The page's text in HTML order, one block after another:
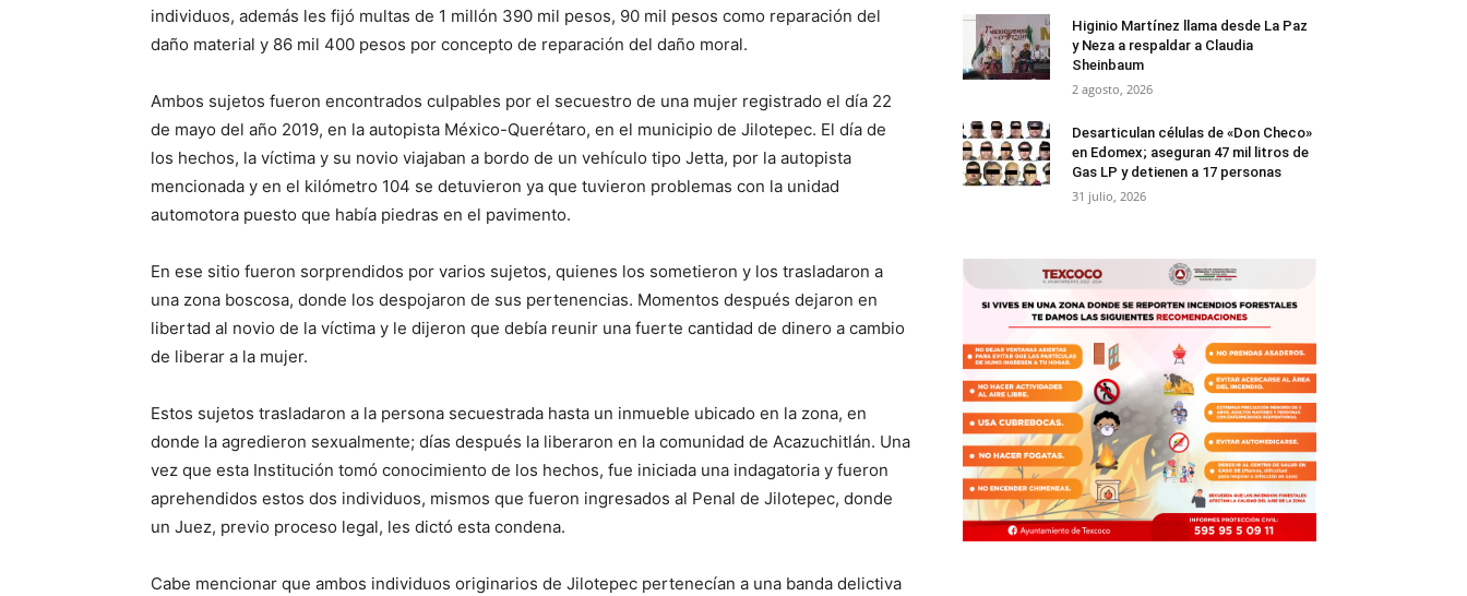
individuos, además les fijó multas de 1 millón 390 mil pesos, 90 mil pesos como reparación del
daño material y 86 mil 400 pesos por concepto de reparación del daño moral.
Ambos sujetos fueron encontrados culpables por el secuestro de una mujer registrado el día 22
de mayo del año 2019, en la autopista México-Querétaro, en el municipio de Jilotepec. El día de
los hechos, la víctima y su novio viajaban a bordo de un vehículo tipo Jetta, por la autopista
mencionada y en el kilómetro 104 se detuvieron ya que tuvieron problemas con la unidad
automotora puesto que había piedras en el pavimento.
En ese sitio fueron sorprendidos por varios sujetos, quienes los sometieron y los trasladaron a
una zona boscosa, donde los despojaron de sus pertenencias. Momentos después dejaron en
libertad al novio de la víctima y le dijeron que debía reunir una fuerte cantidad de dinero a cambio
de liberar a la mujer.
Estos sujetos trasladaron a la persona secuestrada hasta un inmueble ubicado en la zona, en
donde la agredieron sexualmente; días después la liberaron en la comunidad de Acazuchitlán. Una
vez que esta Institución tomó conocimiento de los hechos, fue iniciada una indagatoria y fueron
aprehendidos estos dos individuos, mismos que fueron ingresados al Penal de Jilotepec, donde
un Juez, previo proceso legal, les dictó esta condena.
Cabe mencionar que ambos individuos originarios de Jilotepec pertenecían a una banda delictiva
Higinio Martínez llama desde La Paz
y Neza a respaldar a Claudia
Sheinbaum
2 agosto, 2026
Desarticulan células de «Don Checo»
en Edomex; aseguran 47 mil litros de
Gas LP y detienen a 17 personas
31 julio, 2026